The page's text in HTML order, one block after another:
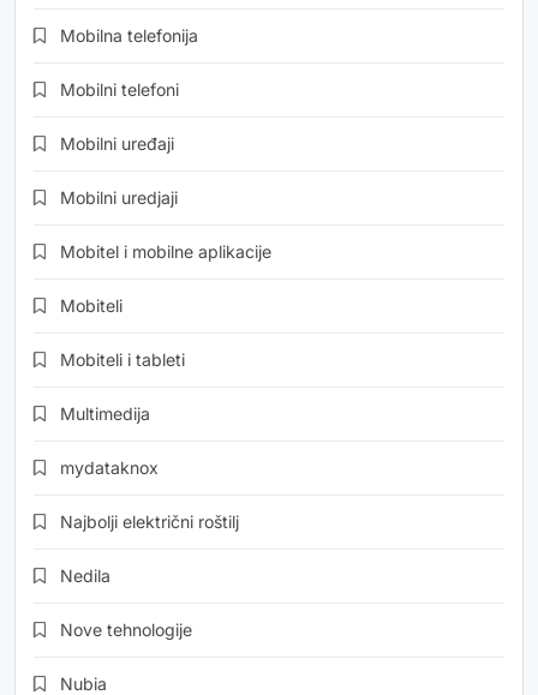
Mobilna telefonija
Mobilni telefoni
Mobilni uređaji
Mobilni uredjaji
Mobitel i mobilne aplikacije
Mobiteli
Mobiteli i tableti
Multimedija
mydataknox
Najbolji električni roštilj
Nedila
Nove tehnologije
Nubia